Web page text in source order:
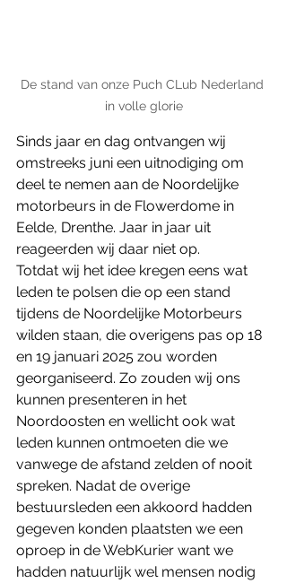
De stand van onze Puch CLub Nederland
in volle glorie
Sinds jaar en dag ontvangen wij
omstreeks juni een uitnodiging om
deel te nemen aan de Noordelijke
motorbeurs in de Flowerdome in
Eelde, Drenthe. Jaar in jaar uit
reageerden wij daar niet op.
Totdat wij het idee kregen eens wat
leden te polsen die op een stand
tijdens de Noordelijke Motorbeurs
wilden staan, die overigens pas op 18
en 19 januari 2025 zou worden
georganiseerd. Zo zouden wij ons
kunnen presenteren in het
Noordoosten en wellicht ook wat
leden kunnen ontmoeten die we
vanwege de afstand zelden of nooit
spreken. Nadat de overige
bestuursleden een akkoord hadden
gegeven konden plaatsten we een
oproep in de WebKurier want we
hadden natuurlijk wel mensen nodig